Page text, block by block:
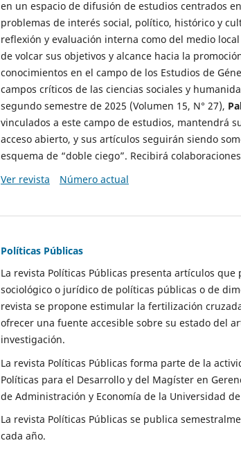
en un espacio de difusión de estudios centrados
problemas de interés social, político, histórico y
reflexión y evaluación interna como del medio
de volcar sus objetivos y alcance hacia la
conocimientos en el campo de los Estudios de
campos críticos de las ciencias sociales y
segundo semestre de 2025 (Volumen 15, N° 27),
vinculados a este campo de estudios, mantendrá
acceso abierto, y sus artículos seguirán siendo
esquema de “doble ciego”. Recibirá
Ver revista
Número actual
Políticas Públicas
La revista Políticas Públicas presenta artículos
sociológico o jurídico de políticas públicas o de
revista se propone estimular la fertilización
ofrecer una fuente accesible sobre su estado del
investigación.
La revista Políticas Públicas forma parte de la
Políticas para el Desarrollo y del Magíster en
de Administración y Economía de la Universidad
La revista Políticas Públicas se publica
cada año.